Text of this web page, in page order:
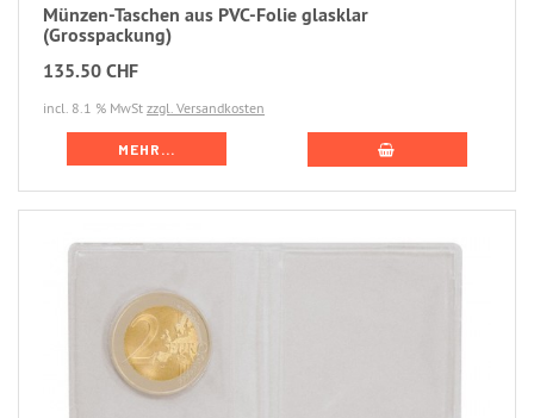
Münzen-Taschen aus PVC-Folie glasklar
(Grosspackung)
135.50 CHF
incl. 8.1 % MwSt zzgl. Versandkosten
MEHR...